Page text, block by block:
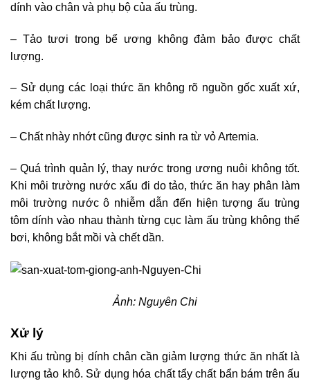
dính vào chân và phụ bộ của ấu trùng.
– Tảo tươi trong bể ương không đảm bảo được chất
lượng.
– Sử dụng các loại thức ăn không rõ nguồn gốc xuất xứ,
kém chất lượng.
– Chất nhày nhớt cũng được sinh ra từ vỏ Artemia.
– Quá trình quản lý, thay nước trong ương nuôi không tốt.
Khi môi trường nước xấu đi do tảo, thức ăn hay phân làm
môi trường nước ô nhiễm dẫn đến hiện tượng ấu trùng
tôm dính vào nhau thành từng cục làm ấu trùng không thể
bơi, không bắt mồi và chết dần.
Ảnh: Nguyên Chi
Xử lý
Khi ấu trùng bị dính chân cần giảm lượng thức ăn nhất là
lượng tảo khô. Sử dụng hóa chất tẩy chất bẩn bám trên ấu